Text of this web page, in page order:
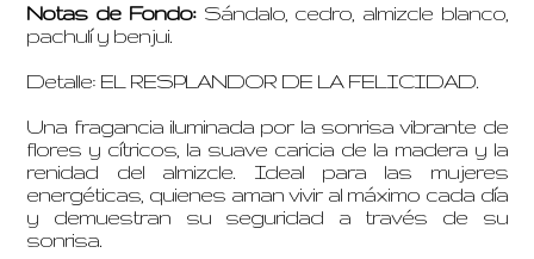
Notas de Fondo:Sándalo, cedro, almizcle blanco,
pachulí y benjui.
Detalle: EL RESPLANDOR DE LA FELICIDAD.
Una fragancia iluminada por la sonrisa vibrante de
flores y cítricos, la suave caricia de la madera y la
renidad del almizcle. Ideal para las mujeres
energéticas, quienes aman vivir al máximo cada día
y demuestran su seguridad a través de su
sonrisa.